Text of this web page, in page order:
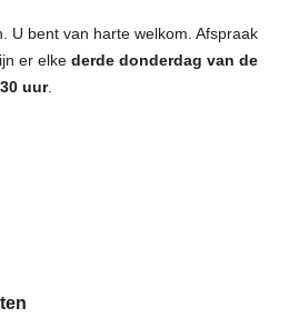
U bent van harte welkom. Afspraak
er elke derde donderdag van de
uur.